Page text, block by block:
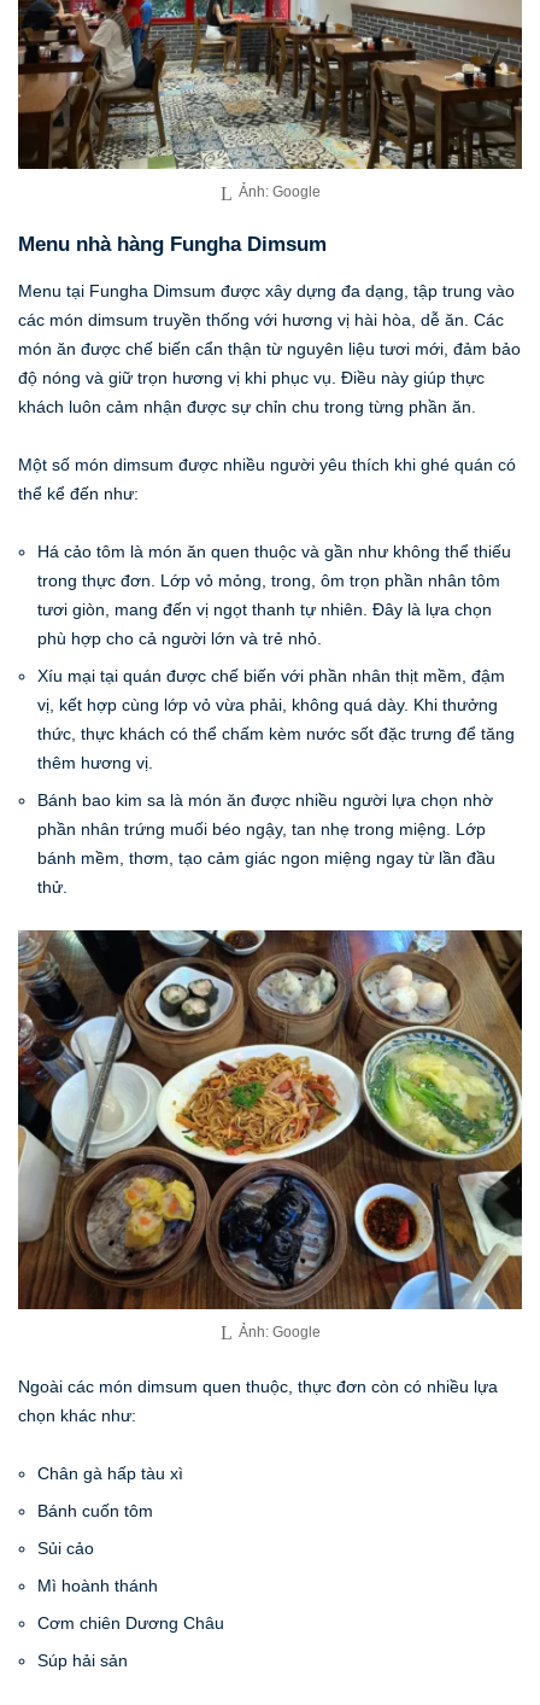
Ảnh: Google
Menu nhà hàng Fungha Dimsum
Menu tại Fungha Dimsum được xây dựng đa dạng, tập trung vào
các món dimsum truyền thống với hương vị hài hòa, dễ ăn. Các
món ăn được chế biến cẩn thận từ nguyên liệu tươi mới, đảm bảo
độ nóng và giữ trọn hương vị khi phục vụ. Điều này giúp thực
khách luôn cảm nhận được sự chỉn chu trong từng phần ăn.
Một số món dimsum được nhiều người yêu thích khi ghé quán có
thể kể đến như:
Há cảo tôm là món ăn quen thuộc và gần như không thể thiếu
trong thực đơn. Lớp vỏ mỏng, trong, ôm trọn phần nhân tôm
tươi giòn, mang đến vị ngọt thanh tự nhiên. Đây là lựa chọn
phù hợp cho cả người lớn và trẻ nhỏ.
Xíu mại tại quán được chế biến với phần nhân thịt mềm, đậm
vị, kết hợp cùng lớp vỏ vừa phải, không quá dày. Khi thưởng
thức, thực khách có thể chấm kèm nước sốt đặc trưng để tăng
thêm hương vị.
Bánh bao kim sa là món ăn được nhiều người lựa chọn nhờ
phần nhân trứng muối béo ngậy, tan nhẹ trong miệng. Lớp
bánh mềm, thơm, tạo cảm giác ngon miệng ngay từ lần đầu
thử.
Ảnh: Google
Ngoài các món dimsum quen thuộc, thực đơn còn có nhiều lựa
chọn khác như:
Chân gà hấp tàu xì
Bánh cuốn tôm
Sủi cảo
Mì hoành thánh
Cơm chiên Dương Châu
Súp hải sản